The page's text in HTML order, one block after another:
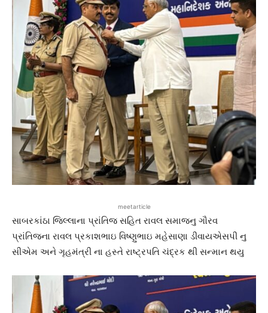
meetarticle
સાબરકાંઠા જિલ્લાના પ્રાંતિજ સહિત રાવલ સમાજનુ ગૌરવ
પ્રાંતિજના રાવલ પ્રકાશભાઇ વિષ્ણુભાઇ મહેસાણા ડીવાયએસપી નુ
સીએમ અને ગૃહમંત્રી ના હસ્તે રાષ્ટ્રપતિ ચંદ્રક થી સન્માન થયુ